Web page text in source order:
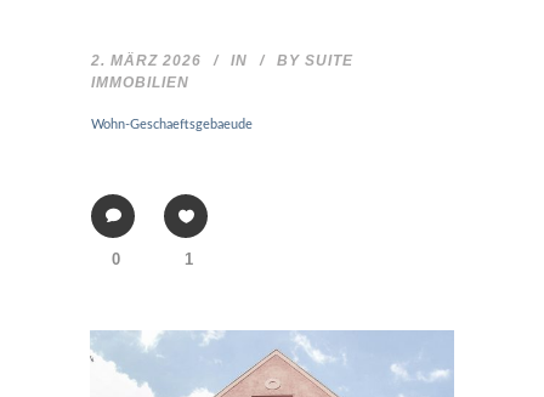
2. MÄRZ 2026 IN BY SUITE
IMMOBILIEN
Wohn-Geschaeftsgebaeude
0 1